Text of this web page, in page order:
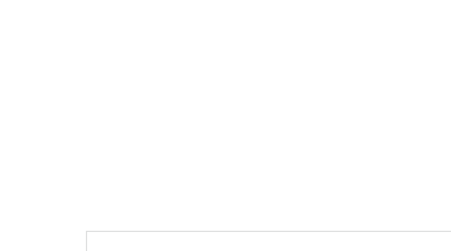
Suche